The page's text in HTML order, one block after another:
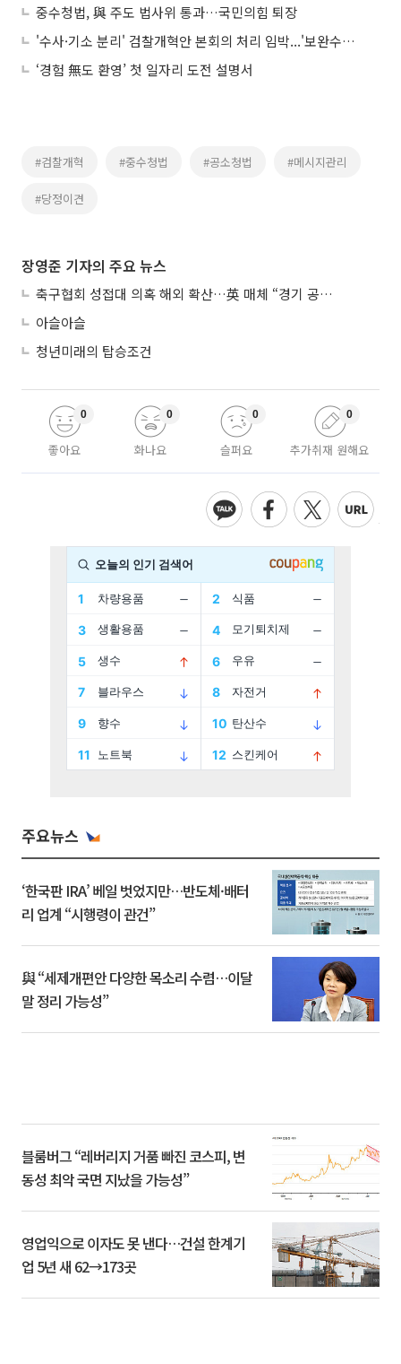
중수청법, 與 주도 법사위 통과…국민의힘 퇴장
'수사·기소 분리' 검찰개혁안 본회의 처리 임박...'보완수사권'은 불씨
‘경험 無도 환영’ 첫 일자리 도전 설명서
#검찰개혁 #중수청법 #공소청법 #메시지관리
#당정이견
장영준 기자의 주요 뉴스
축구협회 성접대 의혹 해외 확산…英 매체 “경기 공정성 의문”
아슬아슬
청년미래의 탑승조건
좋아요
0
화나요
0
슬퍼요
0
추가취재 원해요
0
주요뉴스
‘한국판 IRA’ 베일 벗었지만…반도체·배터
리 업계 “시행령이 관건”
與 “세제개편안 다양한 목소리 수렴…이달
말 정리 가능성”
블룸버그 “레버리지 거품 빠진 코스피, 변
동성 최악 국면 지났을 가능성”
영업익으로 이자도 못 낸다…건설 한계기
업 5년 새 62→173곳